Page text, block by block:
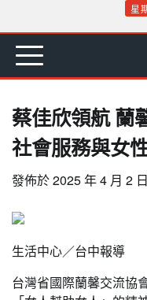
content
星
首 要 娛 生
蔡佳欣領航 蘭
社會服務與女
發佈於2025 年 4 月 2 日
生活中心／台中報導
台灣省國際蘭馨交流協